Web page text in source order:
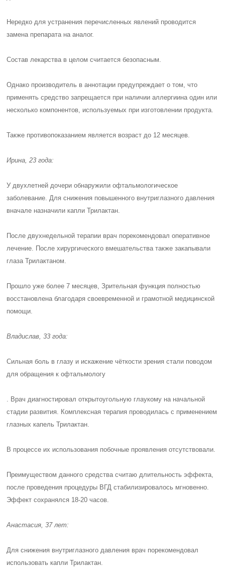
Нередко для устранения перечисленных явлений проводится
замена препарата на аналог.
Состав лекарства в целом считается безопасным.
Однако производитель в аннотации предупреждает о том, что
применять средство запрещается при наличииаллергиина один или
несколько компонентов, используемых при изготовлении продукта.
Также противопоказанием является возрастдо 12 месяцев.
Ирина, 23 года:
У двухлетней дочери обнаружили офтальмологическое
заболевание. Для снижения повышенного внутриглазного давления
вначале назначили капли Трилактан.
После двухнедельной терапии врач порекомендовал оперативное
лечение. После хирургического вмешательства также закапывали
глаза Трилактаном.
Прошло уже более 7 месяцев, Зрительная функция полностью
восстановлена благодаря своевременной и грамотной медицинской
помощи.
Владислав, 33 года:
Сильная боль в глазу и искажение чёткости зрения стали поводом
для обращения к офтальмологу
. Врач диагностировал открытоугольную глаукому на начальной
стадии развития. Комплексная терапия проводилась с применением
глазных капель Трилактан.
В процессе их использования побочные проявления отсутствовали.
Преимуществом данного средства считаю длительность эффекта,
после проведения процедуры ВГД стабилизировалось мгновенно.
Эффект сохранялся 18-20 часов.
Анастасия, 37 лет:
Для снижения внутриглазного давления врач порекомендовал
использовать капли Трилактан.